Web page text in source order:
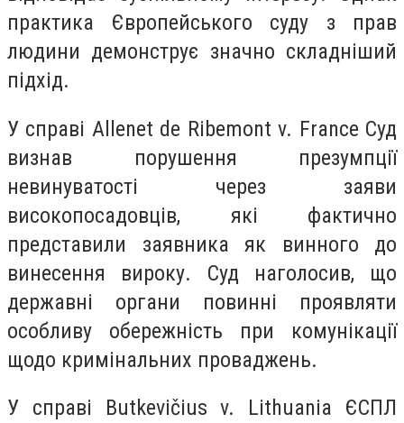
практика Європейського суду з прав
людини демонструє значно складніший
підхід.
У справі Allenet de Ribemont v. France Суд
визнав порушення презумпції
невинуватості через заяви
високопосадовців, які фактично
представили заявника як винного до
винесення вироку. Суд наголосив, що
державні органи повинні проявляти
особливу обережність при комунікації
щодо кримінальних проваджень.
У справі Butkevičius v. Lithuania ЄСПЛ